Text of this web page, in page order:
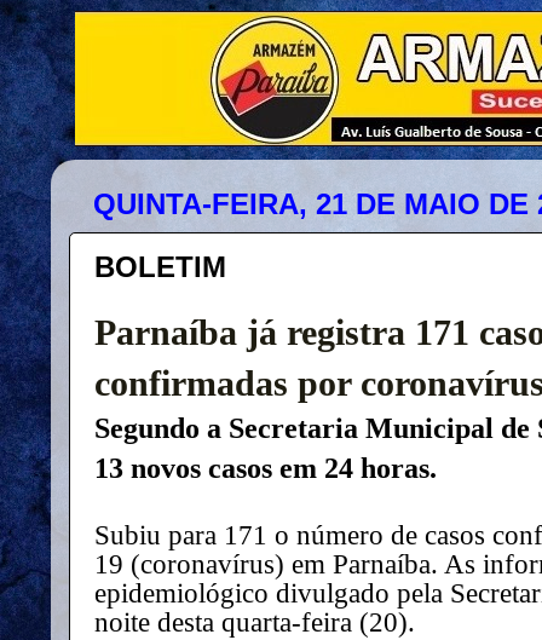
QUINTA-FEIRA, 21 DE MAIO DE
BOLETIM
Parnaíba já registra 171
confirmadas por
Segundo a Secretaria Municipal
13 novos casos em 24 horas.
Subiu para 171 o número de casos
19 (coronavírus) em Parnaíba. As
epidemiológico divulgado pela
noite desta quarta-feira (20).